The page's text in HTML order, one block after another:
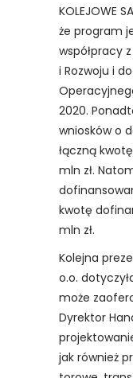
KOLEJOWE
że program
współpracy
i Rozwoju i
2020.
wniosków o
łączną
mln zł.
kwotę
mln zł.
Kolejna
o.o.
może
Dyrektor
jak również